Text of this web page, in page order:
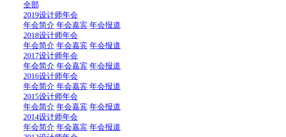
全部
2019设计师年会
年会简介 年会嘉宾 年会报道
2018设计师年会
年会简介 年会嘉宾 年会报道
2017设计师年会
年会简介 年会嘉宾 年会报道
2016设计师年会
年会简介 年会嘉宾 年会报道
2015设计师年会
年会简介 年会嘉宾 年会报道
2014设计师年会
年会简介 年会嘉宾 年会报道